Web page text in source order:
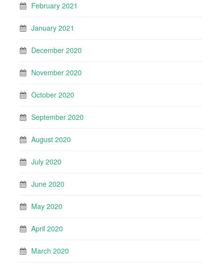
February 2021
January 2021
December 2020
November 2020
October 2020
September 2020
August 2020
July 2020
June 2020
May 2020
April 2020
March 2020